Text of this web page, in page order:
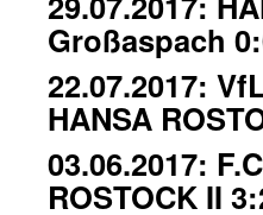
Großaspach
22.07.2017:
HANSA
03.06.2017:
ROSTOCK II